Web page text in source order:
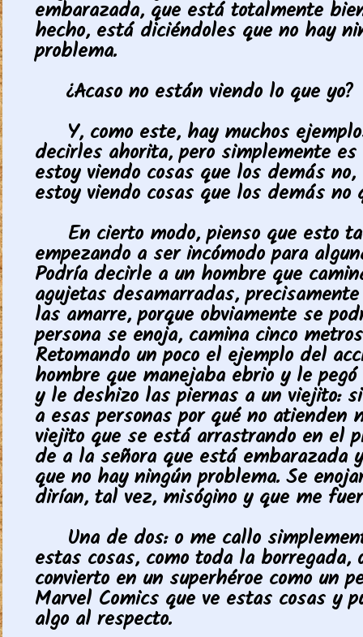
embarazada, que está totalmente
hecho, está diciéndoles que no hay
problema.
¿Acaso no están viendo lo que yo?
Y, como este, hay muchos
decirles ahorita, pero simplemente es
estoy viendo cosas que los demás
estoy viendo cosas que los demás no
En cierto modo, pienso que esto
empezando a ser incómodo para
Podría decirle a un hombre que
agujetas desamarradas,
las amarre, porque obviamente se
persona se enoja, camina cinco
Retomando un poco el ejemplo del
hombre que manejaba ebrio y le
y le deshizo las piernas a un viejito:
a esas personas por qué no atienden
viejito que se está arrastrando en el
de a la señora que está embarazada
que no hay ningún problema. Se
dirían, tal vez, misógino y que me
Una de dos: o me callo
estas cosas, como toda la borregada,
convierto en un superhéroe como un
Marvel Comics que ve estas cosas y
algo al respecto.